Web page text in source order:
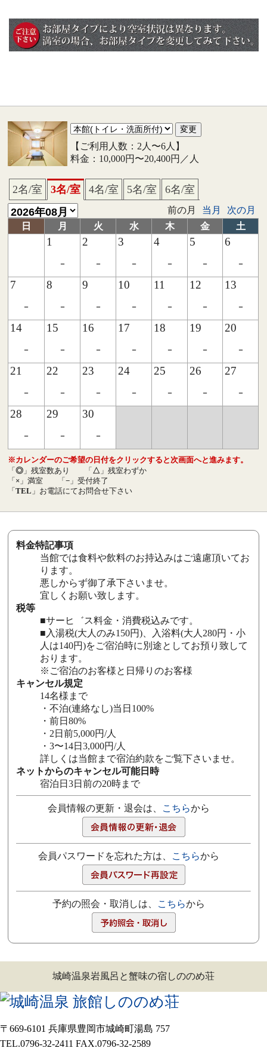
【ご利用人数：2人〜6人】
料金：10,000円〜20,400円／人
2名/室 3名/室 4名/室 5名/室 6名/室
前の月 当月
次の月
日
月 火 水 木 金 土
1
-
2
-
3
-
4
-
5
-
6
-
7
-
8
-
9
-
10
-
11
-
12
-
13
-
14
-
15
-
16
-
17
-
18
-
19
-
20
-
21
-
22
-
23
-
24
-
25
-
26
-
27
-
28
-
29
-
30
-
※カレンダーのご希望の日付をクリックすると次画面へと進みます。
「◎ 」残室数あり 「 △ 」残室わずか
「 × 」満室 「− 」受付終了
「TEL 」お電話にてお問合せ下さい
料金特記事項
当館では食料や飲料のお持込みはご遠慮頂いてお
ります。
悪しからず御了承下さいませ。
宜しくお願い致します。
税等
■サーヒ゛ス料金・消費税込みです。
■入湯税(大人のみ150円)、入浴料(大人280円・小
人は140円)をご宿泊時に別途としてお預り致して
おります。
※ご宿泊のお客様と日帰りのお客様
キャンセル規定
14名様まで
・不泊(連絡なし)当日100%
・前日80%
・2日前5,000円/人
・3〜14日3,000円/人
詳しくは当館まで宿泊約款をご覧下さいませ。
ネットからのキャンセル可能日時
宿泊日3日前の20時まで
会員情報の更新・退会は、 こちらから
会員パスワードを忘れた方は、 こちらから
予約の照会・取消しは、 こちらから
城崎温泉岩風呂と蟹味の宿しののめ荘
〒669-6101 兵庫県豊岡市城崎町湯島 757
TEL.0796-32-2411 FAX.0796-32-2589